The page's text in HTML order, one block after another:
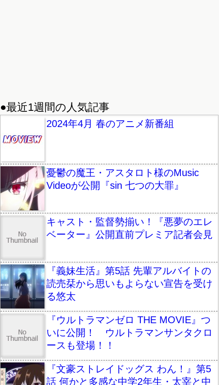
●最近1週間の人気記事
2024年4月 春のアニメ新番組
憂鬱の魔王・アスタロト様のMusic
Videoが公開『sin 七つの大罪』
キャスト・監督勢揃い！『悪夢のエレ
ベーター』公開直前プレミア記者会見
『義妹生活』第5話 先輩アルバイトの
読売栞から思いもよらない宣告を受け
る悠太
『ウルトラマンゼロ THE MOVIE』つ
いに公開！ ウルトラマンサンタクロ
ースも登場！！
『文豪ストレイドッグス わん！』第5
話 何かと多感な中学2年生・太宰と中